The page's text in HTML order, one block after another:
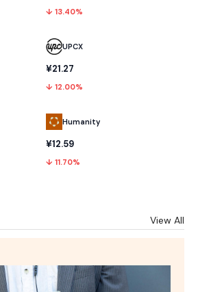
↓ 13.40%
UPCX
¥21.27
↓ 12.00%
Humanity
¥12.59
↓ 11.70%
View All